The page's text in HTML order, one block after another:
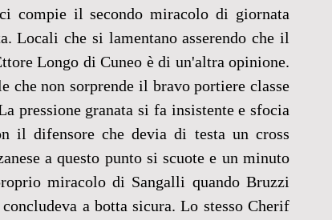
compie il secondo miracolo di giornata
Locali che si lamentano asserendo che il
Longo di Cuneo è di un'altra opinione.
non sorprende il bravo portiere classe
pressione granata si fa insistente e sfocia
il difensore che devia di testa un cross
a questo punto si scuote e un minuto
miracolo di Sangalli quando Bruzzi
a botta sicura. Lo stesso Cherif